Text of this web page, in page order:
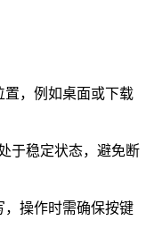
置，例如桌面或下载
于稳定状态，避免断
，操作时需确保按键